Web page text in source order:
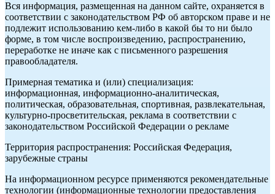
Вся информация, размещенная на данном сайте, охраняется в
соответствии с законодательством РФ об авторском праве и не
подлежит использованию кем-либо в какой бы то ни было
форме, в том числе воспроизведению, распространению,
переработке не иначе как с письменного разрешения
правообладателя.
Примерная тематика и (или) специализация:
информационная, информационно-аналитическая,
политическая, образовательная, спортивная, развлекательная,
культурно-просветительская, реклама в соответствии с
законодательством Российской Федерации о рекламе
Территория распространения: Российская Федерация,
зарубежные страны
На информационном ресурсе применяются рекомендательные
технологии (информационные технологии предоставления